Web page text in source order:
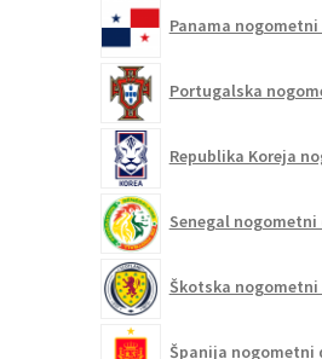
Panama nogometni
Portugalska
Republika Koreja
Senegal nogometni
Škotska nogometni
Španija nogometni